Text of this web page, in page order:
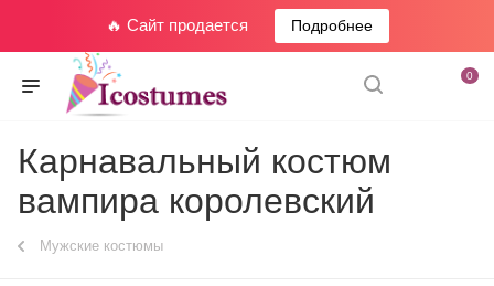
🔥 Сайт продается Подробнее
0
Карнавальный костюм
вампира королевский
Мужские костюмы